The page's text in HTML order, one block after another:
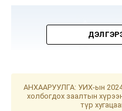
АНХААРУУЛГА: УИХ-ын 2024
холбогдох заалтын
түр